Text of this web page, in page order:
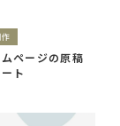
ページの原稿
ト